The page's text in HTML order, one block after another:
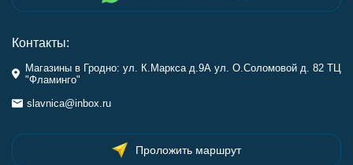
Контакты:
Магазины в Гродно: ул. К.Маркса д.9А ул. О.Соломовой д. 82 ТЦ
"Фламинго"
slavnica@inbox.ru
Проложить маршрут